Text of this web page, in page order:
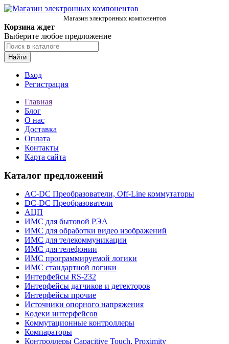
Магазин электронных компонентов
Корзина ждет
Выберите любое предложение
Найти
Вход
Регистрация
Главная
Блог
О нас
Доставка
Оплата
Контакты
Карта сайта
Каталог предложений
AC-DC Преобразователи, Off-Line коммутаторы
DC-DC Преобразователи
АЦП
ИМС для бытовой РЭА
ИМС для обработки видео изображений
ИМС для телекоммуникации
ИМС для телефонии
ИМС программируемой логики
ИМС стандартной логики
Интерфейсы RS-232
Интерфейсы датчиков и детекторов
Интерфейсы прочие
Источники опорного напряжения
Кодеки интерфейсов
Коммутационные контроллеры
Компараторы
Контроллеры Capacitive Touch, Proximity